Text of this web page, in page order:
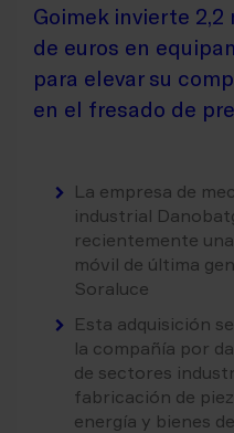
Goimek invierte 2,2
de euros en
para elevar su
en el fresado de
La empresa de
industrial
recientemente
móvil de última
Soraluce
Esta adquisición
la compañía por
de sectores
fabricación de
energía y bienes